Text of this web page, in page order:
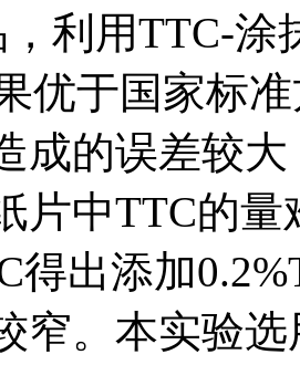
，利用TTC-
优于国家标
成的误差较
片中TTC的
得出添加
窄。本实验